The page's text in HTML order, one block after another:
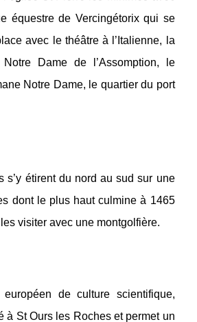
équestre de Vercingétorix qui se
avec le théâtre à l’Italienne, la
Dame de l’Assomption, le
Notre Dame, le quartier du port
s’y étirent du nord au sud sur une
dont le plus haut culmine à 1465
visiter avec une montgolfière.
européen de culture scientifique,
à St Ours les Roches et permet un